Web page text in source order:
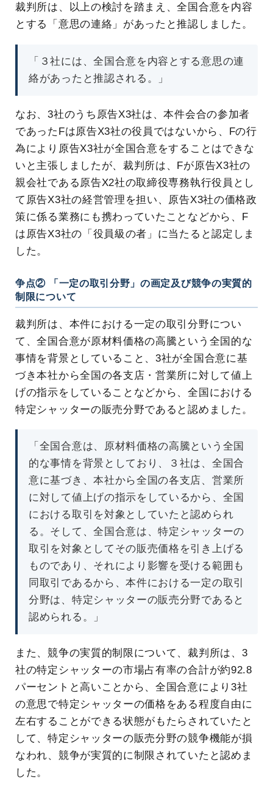
裁判所は、以上の検討を踏まえ、全国合意を内容
とする「意思の連絡」があったと推認しました。
「３社には、全国合意を内容とする意思の連
絡があったと推認される。」
なお、3社のうち原告X3社は、本件会合の参加者
であったFは原告X3社の役員ではないから、Fの行
為により原告X3社が全国合意をすることはできな
いと主張しましたが、裁判所は、Fが原告X3社の
親会社である原告X2社の取締役専務執行役員とし
て原告X3社の経営管理を担い、原告X3社の価格政
策に係る業務にも携わっていたことなどから、F
は原告X3社の「役員級の者」に当たると認定しま
した。
争点② 「一定の取引分野」の画定及び競争の実質的
制限について
裁判所は、本件における一定の取引分野につい
て、全国合意が原材料価格の高騰という全国的な
事情を背景としていること、3社が全国合意に基
づき本社から全国の各支店・営業所に対して値上
げの指示をしていることなどから、全国における
特定シャッターの販売分野であると認めました。
「全国合意は、原材料価格の高騰という全国
的な事情を背景としており、３社は、全国合
意に基づき、本社から全国の各支店、営業所
に対して値上げの指示をしているから、全国
における取引を対象としていたと認められ
る。そして、全国合意は、特定シャッターの
取引を対象としてその販売価格を引き上げる
ものであり、それにより影響を受ける範囲も
同取引であるから、本件における一定の取引
分野は、特定シャッターの販売分野であると
認められる。」
また、競争の実質的制限について、裁判所は、3
社の特定シャッターの市場占有率の合計が約92.8
パーセントと高いことから、全国合意により3社
の意思で特定シャッターの価格をある程度自由に
左右することができる状態がもたらされていたと
して、特定シャッターの販売分野の競争機能が損
なわれ、競争が実質的に制限されていたと認めま
した。